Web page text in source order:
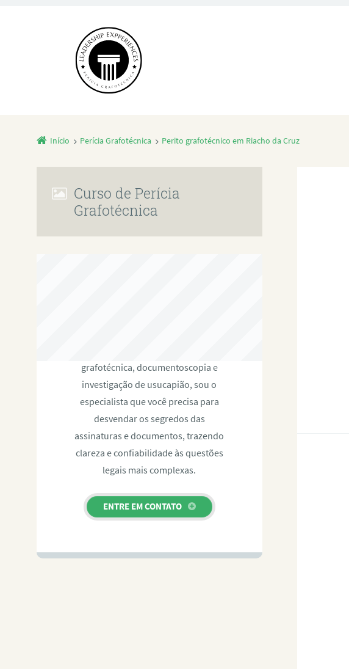
Início Perícia Grafotécnica Perito grafotécnico em Riacho da Cruz
Curso de Perícia
Grafotécnica
grafotécnica, documentoscopia e
investigação de usucapião, sou o
especialista que você precisa para
desvendar os segredos das
assinaturas e documentos, trazendo
clareza e confiabilidade às questões
legais mais complexas.
ENTRE EM CONTATO